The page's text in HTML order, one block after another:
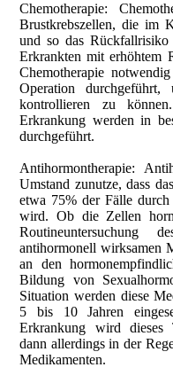
Chemotherapie:
Brustkrebszellen, die im
und so das
Erkrankten mit erhöhtem
Chemotherapie
Operation
kontrollieren zu
Erkrankung werden in
durchgeführt.
Antihormontherapie:
Umstand zunutze, dass
etwa 75% der Fälle durch
wird. Ob die Zellen
Routineuntersuchung
antihormonell wirksamen
an den
Bildung von
Situation werden diese
5 bis 10 Jahren
Erkrankung wird dieses
dann allerdings in der
Medikamenten.